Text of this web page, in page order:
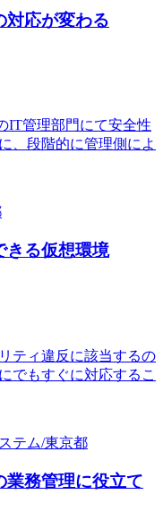
対応が変わる
IT管理部門にて安全性
、段階的に管理側によ
きる仮想環境
ティ違反に該当するの
でもすぐに対応するこ
テム/東京都
業務管理に役立て